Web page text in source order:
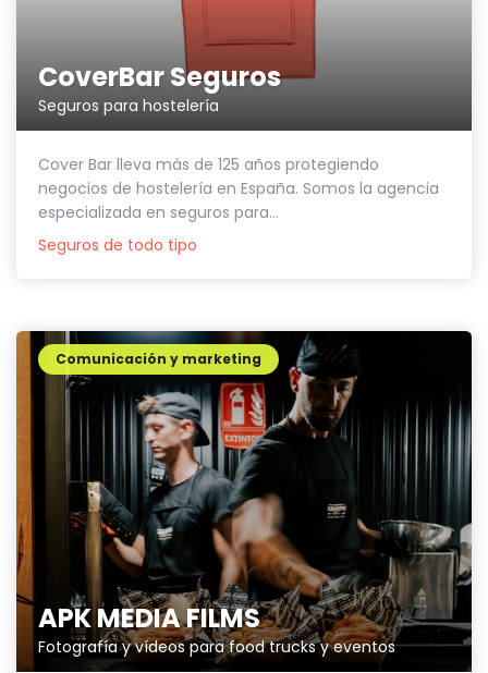
CoverBar Seguros
Seguros para hostelería
Cover Bar lleva más de 125 años protegiendo
negocios de hostelería en España. Somos la agencia
especializada en seguros para...
Seguros de todo tipo
APK MEDIA FILMS
Fotografía y vídeos para food trucks y eventos
Comunicación y marketing